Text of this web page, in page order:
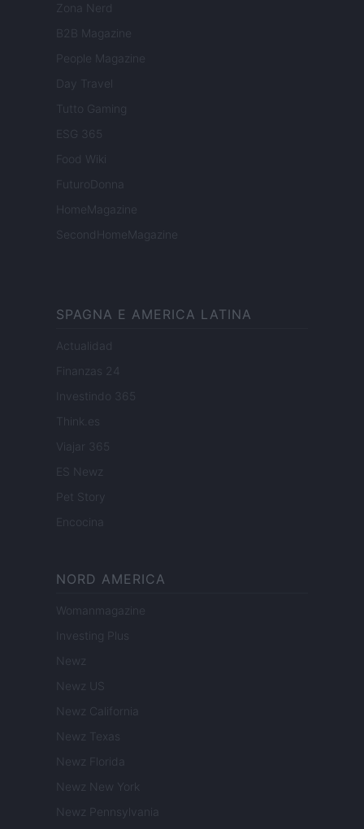
Zona Nerd
B2B Magazine
People Magazine
Day Travel
Tutto Gaming
ESG 365
Food Wiki
FuturoDonna
HomeMagazine
SecondHomeMagazine
SPAGNA E AMERICA LATINA
Actualidad
Finanzas 24
Investindo 365
Think.es
Viajar 365
ES Newz
Pet Story
Encocina
NORD AMERICA
Womanmagazine
Investing Plus
Newz
Newz US
Newz California
Newz Texas
Newz Florida
Newz New York
Newz Pennsylvania